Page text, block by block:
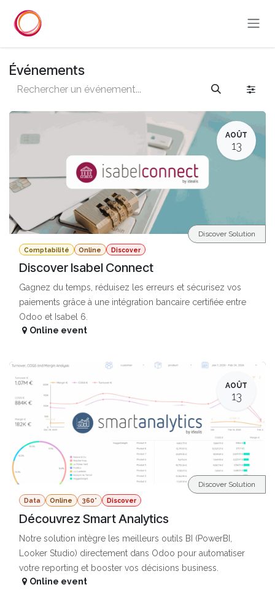
Événements
AOÛT
13
Comptabilité Online Discover
Discover Isabel Connect
Gagnez du temps, réduisez les erreurs et sécurisez vos
paiements grâce à une intégration bancaire certifiée entre
Odoo et Isabel 6.
Discover Solution
Online event
AOÛT
13
Data Online 360° Discover
Découvrez Smart Analytics
Notre solution intègre les meilleurs outils BI (PowerBI,
Looker Studio) directement dans Odoo pour automatiser
votre reporting et booster vos décisions business.
Discover Solution
Online event